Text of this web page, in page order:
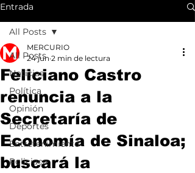
Entrada
All Posts
Noticias
Política
Opinión
Deportes
Entretenimiento
Policiaca
All Posts
Feliciano Castro
renuncia a la
Secretaría de
Economía de Sinaloa;
buscará la
MERCURIO
24 jun 2 min de lectura